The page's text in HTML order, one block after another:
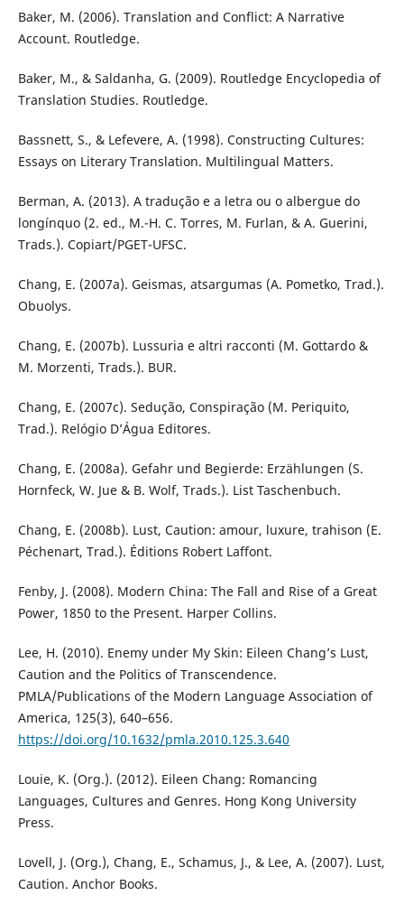
Baker, M. (2006). Translation and Conflict: A Narrative
Account. Routledge.
Baker, M., & Saldanha, G. (2009). Routledge Encyclopedia of
Translation Studies. Routledge.
Bassnett, S., & Lefevere, A. (1998). Constructing Cultures:
Essays on Literary Translation. Multilingual Matters.
Berman, A. (2013). A tradução e a letra ou o albergue do
longínquo (2. ed., M.-H. C. Torres, M. Furlan, & A. Guerini,
Trads.). Copiart/PGET-UFSC.
Chang, E. (2007a). Geismas, atsargumas (A. Pometko, Trad.).
Obuolys.
Chang, E. (2007b). Lussuria e altri racconti (M. Gottardo &
M. Morzenti, Trads.). BUR.
Chang, E. (2007c). Sedução, Conspiração (M. Periquito,
Trad.). Relógio D’Água Editores.
Chang, E. (2008a). Gefahr und Begierde: Erzählungen (S.
Hornfeck, W. Jue & B. Wolf, Trads.). List Taschenbuch.
Chang, E. (2008b). Lust, Caution: amour, luxure, trahison (E.
Péchenart, Trad.). Éditions Robert Laffont.
Fenby, J. (2008). Modern China: The Fall and Rise of a Great
Power, 1850 to the Present. Harper Collins.
Lee, H. (2010). Enemy under My Skin: Eileen Chang’s Lust,
Caution and the Politics of Transcendence.
PMLA/Publications of the Modern Language Association of
America, 125(3), 640–656.
https://doi.org/10.1632/pmla.2010.125.3.640
Louie, K. (Org.). (2012). Eileen Chang: Romancing
Languages, Cultures and Genres. Hong Kong University
Press.
Lovell, J. (Org.), Chang, E., Schamus, J., & Lee, A. (2007). Lust,
Caution. Anchor Books.